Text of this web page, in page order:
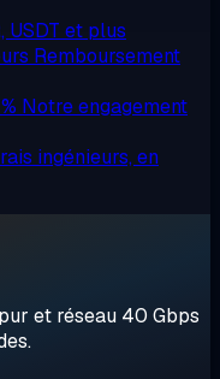
USDT et plus
Remboursement
Notre engagement
ingénieurs, en
et réseau 40 Gbps